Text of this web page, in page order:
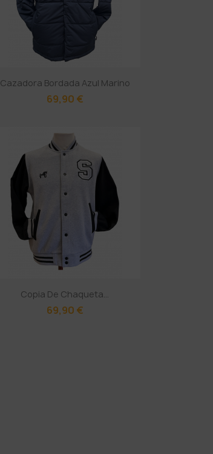
Cazadora Bordada Azul Marino
69,90 €
Copia De Chaqueta...
69,90 €